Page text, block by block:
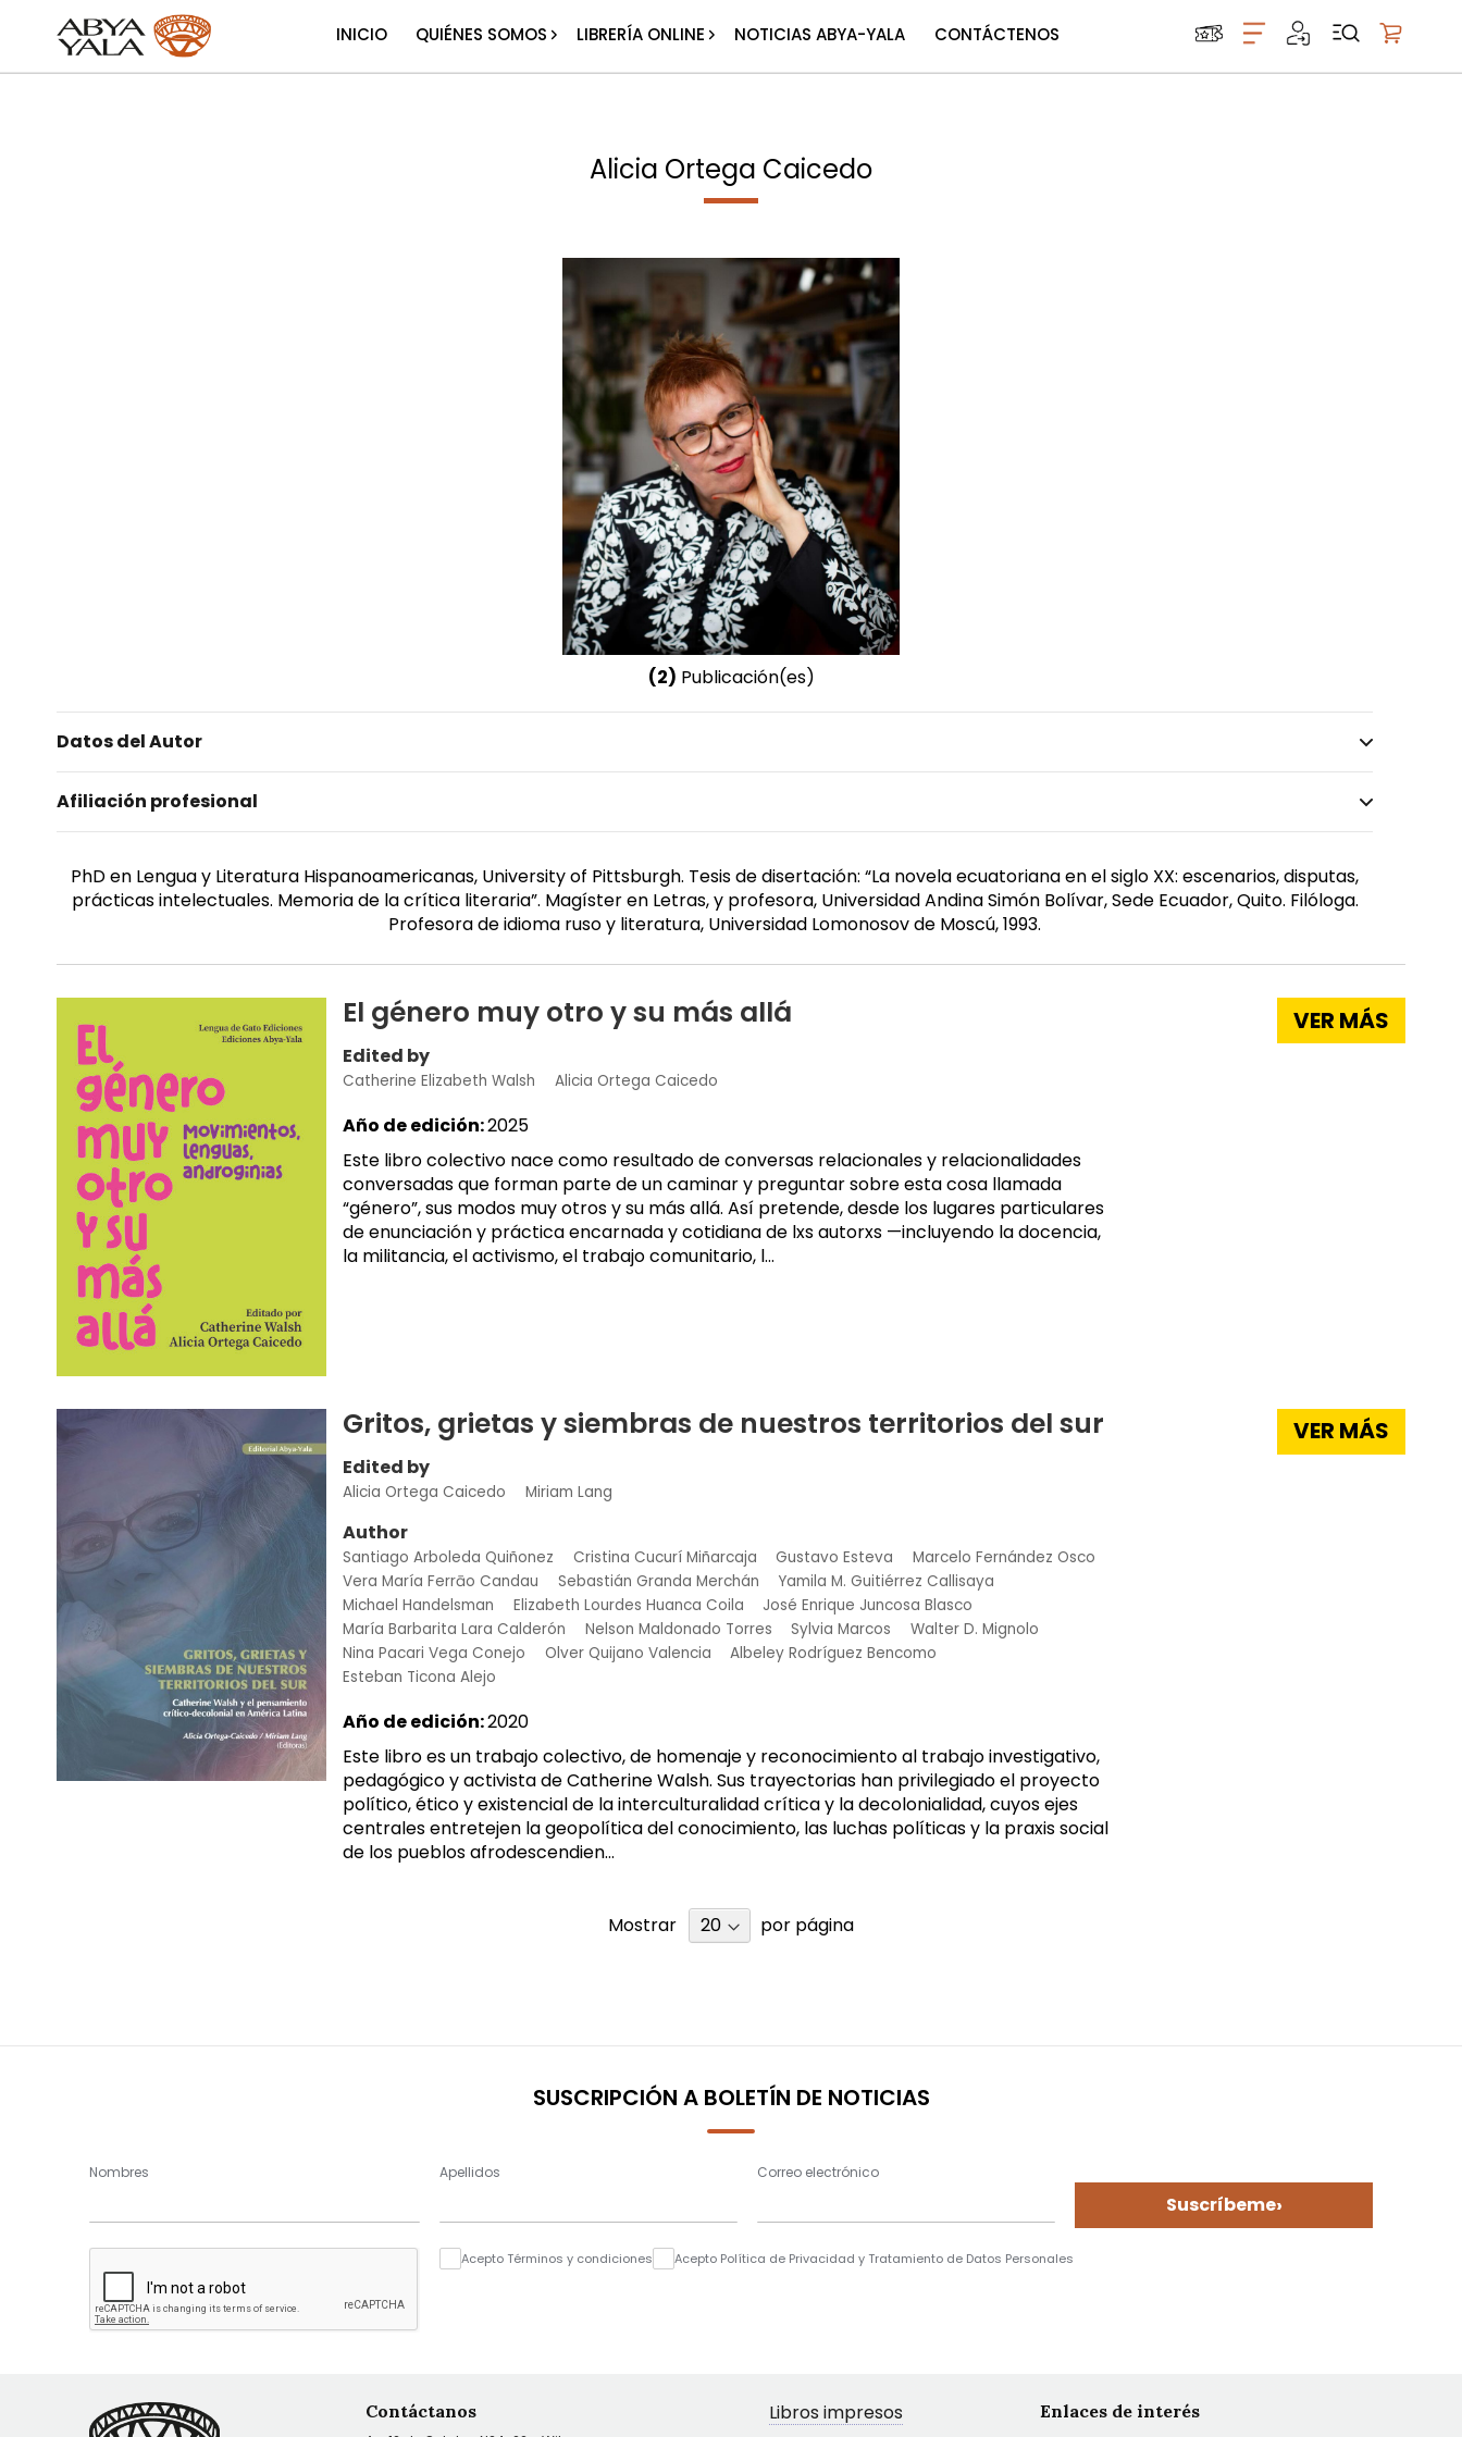
INICIO QUIÉNES SOMOS LIBRERÍA ONLINE NOTICIAS ABYA-YALA CONTÁCTENOS
Alicia Ortega Caicedo
(2) Publicación(es)
Datos del Autor
Afiliación profesional
PhD en Lengua y Literatura Hispanoamericanas, University of Pittsburgh. Tesis de disertación: “La novela ecuatoriana en el siglo XX: escenarios, disputas,
prácticas intelectuales. Memoria de la crítica literaria”. Magíster en Letras, y profesora, Universidad Andina Simón Bolívar, Sede Ecuador, Quito. Filóloga.
Profesora de idioma ruso y literatura, Universidad Lomonosov de Moscú, 1993.
El género muy otro y su más allá
Edited by
Catherine Elizabeth Walsh Alicia Ortega Caicedo
Año de edición:2025
Este libro colectivo nace como resultado de conversas relacionales y relacionalidades
conversadas que forman parte de un caminar y preguntar sobre esta cosa llamada
“género”, sus modos muy otros y su más allá. Así pretende, desde los lugares particulares
de enunciación y práctica encarnada y cotidiana de lxs autorxs —incluyendo la docencia,
la militancia, el activismo, el trabajo comunitario, l...
VER MÁS
Gritos, grietas y siembras de nuestros territorios del sur
Edited by
Alicia Ortega Caicedo Miriam Lang
Author
Santiago Arboleda Quiñonez Cristina Cucurí Miñarcaja Gustavo Esteva
Marcelo Fernández Osco
Vera María Ferrāo Candau
Sebastián Granda Merchán
Yamila M. Guitiérrez Callisaya
Michael Handelsman
Elizabeth Lourdes Huanca Coila
José Enrique Juncosa Blasco
María Barbarita Lara Calderón
Nelson Maldonado Torres Sylvia Marcos
Walter D. Mignolo
Nina Pacari Vega Conejo
Olver Quijano Valencia
Albeley Rodríguez Bencomo
Esteban Ticona Alejo
Año de edición:2020
Este libro es un trabajo colectivo, de homenaje y reconocimiento al trabajo investigativo,
pedagógico y activista de Catherine Walsh. Sus trayectorias han privilegiado el proyecto
político, ético y existencial de la interculturalidad crítica y la decolonialidad, cuyos ejes
centrales entretejen la geopolítica del conocimiento, las luchas políticas y la praxis social
de los pueblos afrodescendien...
VER MÁS
Mostrar por página
SUSCRIPCIÓN A BOLETÍN DE NOTICIAS
Nombres Apellidos Correo electrónico
Suscríbeme›
Acepto Términos y condiciones Acepto Política de Privacidad y Tratamiento de Datos Personales
Contáctanos
Libros impresos
Enlaces de interés